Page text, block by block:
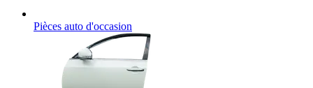
Pièces auto d'occasion